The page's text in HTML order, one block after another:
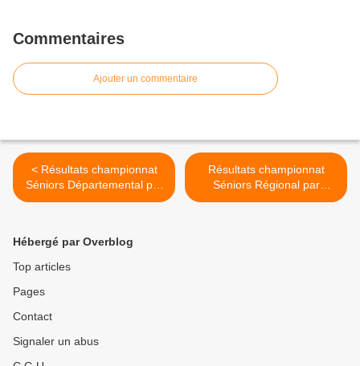
Commentaires
Ajouter un commentaire
< Résultats championnat
Séniors Départemental par
équipes - Journée 1
Résultats championnat
Séniors Régional par
équipes - Journée 1 >
Hébergé par Overblog
Top articles
Pages
Contact
Signaler un abus